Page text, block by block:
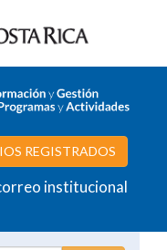
REGISTRADOS
institucional